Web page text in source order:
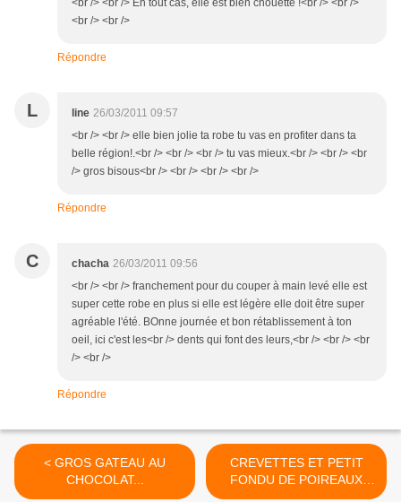
<br /> <br /> En tout cas, elle est bien chouette !<br /> <br />
<br /> <br />
Répondre
L line 26/03/2011 09:57
<br /> <br /> elle bien jolie ta robe tu vas en profiter dans ta
belle région!.<br /> <br /> <br /> tu vas mieux.<br /> <br /> <br
/> gros bisous<br /> <br /> <br /> <br />
Répondre
C chacha 26/03/2011 09:56
<br /> <br /> franchement pour du couper à main levé elle est
super cette robe en plus si elle est légère elle doit être super
agréable l'été. BOnne journée et bon rétablissement à ton
oeil, ici c'est les<br /> dents qui font des leurs,<br /> <br /> <br
/> <br />
Répondre
< GROS GATEAU AU
CHOCOLAT...
CREVETTES ET PETIT
FONDU DE POIREAUX
SAUVAGES; >